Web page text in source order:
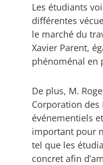
Les étudiants
différentes
le marché du
Xavier Parent,
phénoménal en
De plus, M.
Corporation des
événementiels
important pour
tel que les
concret afin